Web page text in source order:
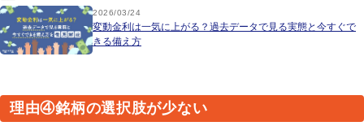
2026/03/24
変動金利は一気に上がる？過去データで見る実態と今すぐで
きる備え方
理由④銘柄の選択肢が少ない